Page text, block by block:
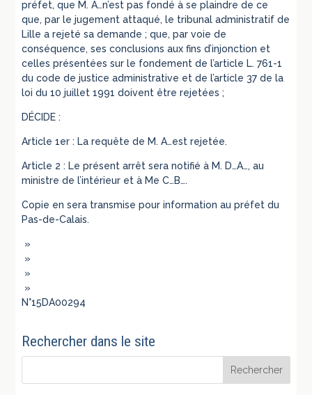
préfet, que M. A…n’est pas fondé à se plaindre de ce
que, par le jugement attaqué, le tribunal administratif de
Lille a rejeté sa demande ; que, par voie de
conséquence, ses conclusions aux fins d’injonction et
celles présentées sur le fondement de l’article L. 761-1
du code de justice administrative et de l’article 37 de la
loi du 10 juillet 1991 doivent être rejetées ;
DÉCIDE :
Article 1er : La requête de M. A…est rejetée.
Article 2 : Le présent arrêt sera notifié à M. D…A…, au
ministre de l’intérieur et à Me C…B….
Copie en sera transmise pour information au préfet du
Pas-de-Calais.
»
»
»
»
N°15DA00294
Rechercher dans le site